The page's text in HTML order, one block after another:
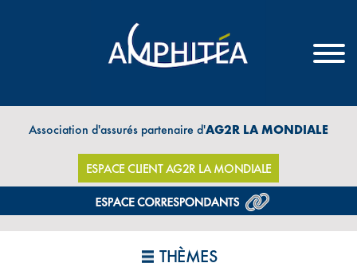
Association d'assurés partenaire d'AG2R LA MONDIALE
ESPACE CLIENT AG2R LA MONDIALE
THÈMES